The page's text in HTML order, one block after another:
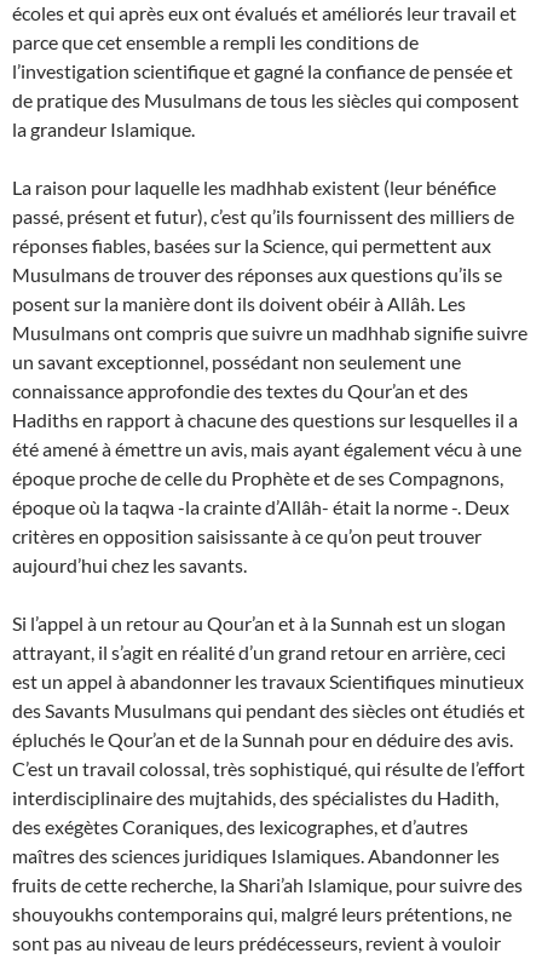
écoles et qui après eux ont évalués et améliorés leur travail et
parce que cet ensemble a rempli les conditions de
l’investigation scientifique et gagné la confiance de pensée et
de pratique des Musulmans de tous les siècles qui composent
la grandeur Islamique.
La raison pour laquelle les madhhab existent (leur bénéfice
passé, présent et futur), c’est qu’ils fournissent des milliers de
réponses fiables, basées sur la Science, qui permettent aux
Musulmans de trouver des réponses aux questions qu’ils se
posent sur la manière dont ils doivent obéir à Allâh. Les
Musulmans ont compris que suivre un madhhab signifie suivre
un savant exceptionnel, possédant non seulement une
connaissance approfondie des textes du Qour’an et des
Hadiths en rapport à chacune des questions sur lesquelles il a
été amené à émettre un avis, mais ayant également vécu à une
époque proche de celle du Prophèteet de ses Compagnons,
époque où la taqwa -la crainte d’Allâh- était la norme -. Deux
critères en opposition saisissante à ce qu’on peut trouver
aujourd’hui chez les savants.
Si l’appel à un retour au Qour’an et à la Sunnah est un slogan
attrayant, il s’agit en réalité d’un grand retour en arrière, ceci
est un appel à abandonner les travaux Scientifiques minutieux
des Savants Musulmans qui pendant des siècles ont étudiés et
épluchés le Qour’an et de la Sunnah pour en déduire des avis.
C’est un travail colossal, très sophistiqué, qui résulte de l’effort
interdisciplinaire des mujtahids, des spécialistes du Hadith,
des exégètes Coraniques, des lexicographes, et d’autres
maîtres des sciences juridiques Islamiques. Abandonner les
fruits de cette recherche, la Shari’ah Islamique, pour suivre des
shouyoukhs contemporains qui, malgré leurs prétentions, ne
sont pas au niveau de leurs prédécesseurs, revient à vouloir